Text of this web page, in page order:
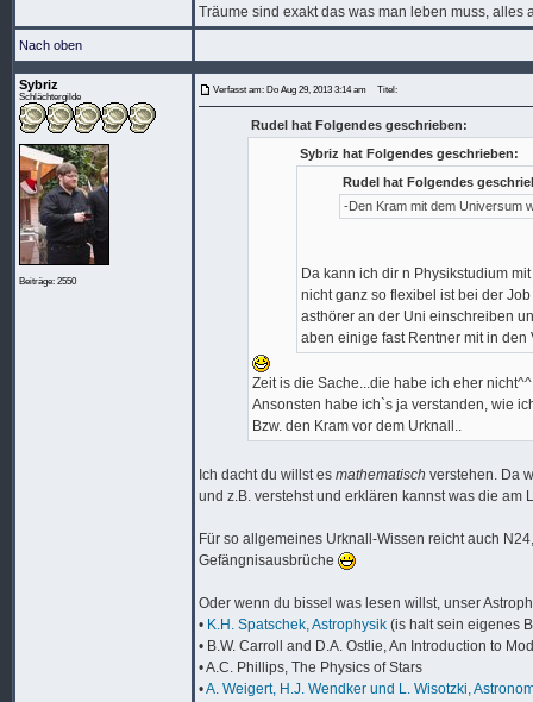
Träume sind exakt das was man leben muss,
Nach oben
Sybriz
Schlächtergilde
Beiträge: 2550
Verfasst am: Do Aug 29, 2013 3:14 am Titel:
Rudel hat Folgendes geschrieben:
Sybriz hat Folgendes geschrieben:
Rudel hat Folgendes
-Den Kram mit dem Universum
Da kann ich dir n Physikstudium
nicht ganz so flexibel ist bei der
asthörer an der Uni einschreiben
aben einige fast Rentner mit in den
Zeit is die Sache...die habe ich eher nicht^^
Ansonsten habe ich`s ja verstanden, wie
Bzw. den Kram vor dem Urknall..
Ich dacht du willst es mathematisch verstehen. Da
und z.B. verstehst und erklären kannst was die am
Für so allgemeines Urknall-Wissen reicht auch
Gefängnisausbrüche
Oder wenn du bissel was lesen willst, unser
• K.H. Spatschek, Astrophysik (is halt sein eigenes
• B.W. Carroll and D.A. Ostlie, An Introduction to
• A.C. Phillips, The Physics of Stars
•A. Weigert, H.J. Wendker und L. Wisotzki,